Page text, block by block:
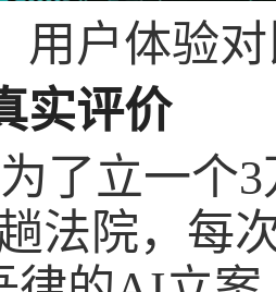
用户体验
实评价
了立一个
法院，每